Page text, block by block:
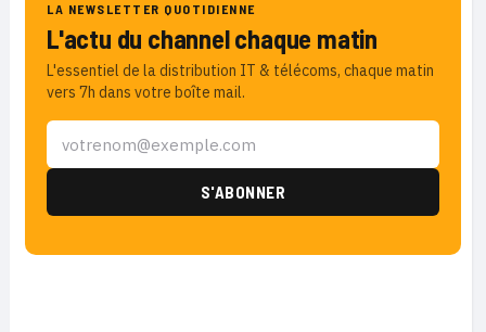
LA NEWSLETTER QUOTIDIENNE
L'actu du channel chaque matin
L'essentiel de la distribution IT & télécoms, chaque matin
vers 7h dans votre boîte mail.